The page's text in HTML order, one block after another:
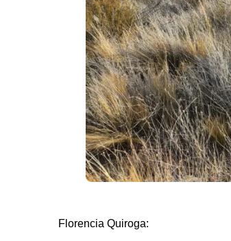
Florencia Quiroga: